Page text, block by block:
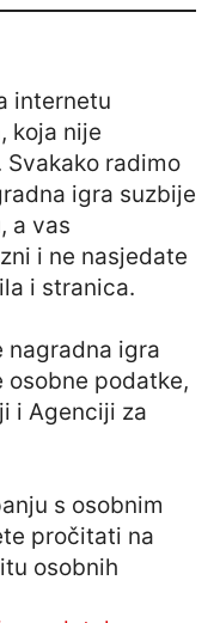
internetu
koja nije
Svakako radimo
igra suzbije
a vas
i ne nasjedate
i stranica.
nagradna igra
osobne podatke,
i Agenciji za
s osobnim
pročitati na
osobnih